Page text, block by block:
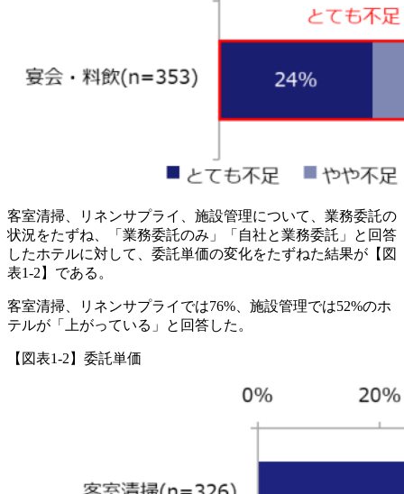
客室清掃、リネンサプライ、施設管理について、業務委託の
状況をたずね、「業務委託のみ」「自社と業務委託」と回答
したホテルに対して、委託単価の変化をたずねた結果が【図
表1-2】である。
客室清掃、リネンサプライでは76%、施設管理では52%のホ
テルが「上がっている」と回答した。
【図表1-2】委託単価